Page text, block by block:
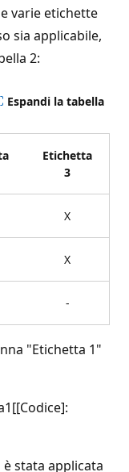
varie etichette
sia applicabile,
2:
Espandi la tabella
Etichetta
3
X
X
-
"Etichetta 1"
stata applicata